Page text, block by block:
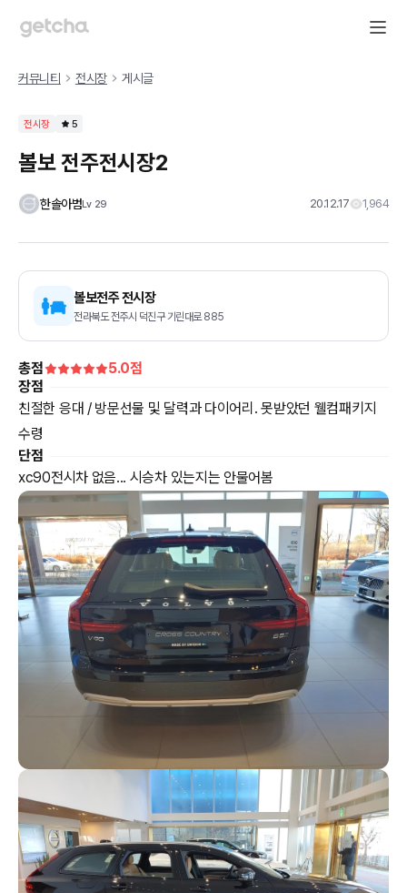
커뮤니티 전시장 게시글
전시장 5
볼보 전주전시장2
한솔아범Lv 29 20.12.17 1,964
볼보전주 전시장
전라북도 전주시 덕진구 기린대로 885
총점 5.0점
장점
친절한 응대 / 방문선물 및 달력과 다이어리. 못받았던 웰컴패키지
수령
단점
xc90전시차 없음... 시승차 있는지는 안물어봄